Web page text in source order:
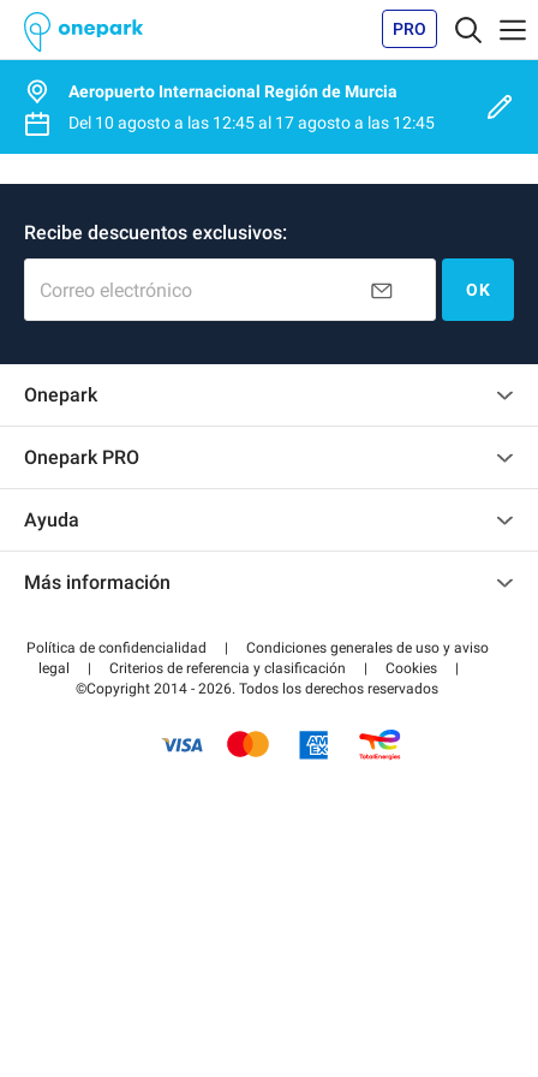
PRO
Aeropuerto Internacional Región de Murcia
Del 10 agostoa las 12:45al 17 agostoa las 12:45
Recibe descuentos exclusivos:
Correo electrónico OK
Onepark
Onepark PRO
Convertirse en colaborador
Acceder a mi área de colaborador
Ayuda
Pagar el aparcamiento FLOW
Más información
Guía de estacionamiento
Política de confidencialidad |
Condiciones generales de uso y aviso
legal
| Criterios de referencia y clasificación | Cookies
|
©Copyright 2014 - 2026. Todos los derechos reservados